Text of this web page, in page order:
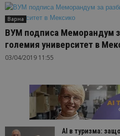
Варна
ВУМ подписа Меморандум
големия университет в
03/04/2019 11:55
AI в туризма: